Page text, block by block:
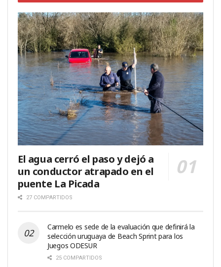
El agua cerró el paso y dejó a
un conductor atrapado en el
puente La Picada
27 COMPARTIDOS
Carmelo es sede de la evaluación que definirá la
selección uruguaya de Beach Sprint para los
Juegos ODESUR
25 COMPARTIDOS